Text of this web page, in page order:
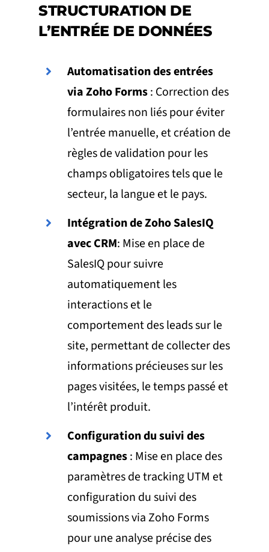
STRUCTURATION DE
L’ENTRÉE DE DONNÉES
Automatisation des entrées
via Zoho Forms: Correction des
formulaires non liés pour éviter
l’entrée manuelle, et création de
règles de validation pour les
champs obligatoires tels que le
secteur, la langue et le pays.
Intégration de Zoho SalesIQ
avec CRM: Mise en place de
SalesIQ pour suivre
automatiquement les
interactions et le
comportement des leads sur le
site, permettant de collecter des
informations précieuses sur les
pages visitées, le temps passé et
l’intérêt produit.
Configuration du suivi des
campagnes: Mise en place des
paramètres de tracking UTM et
configuration du suivi des
soumissions via Zoho Forms
pour une analyse précise des